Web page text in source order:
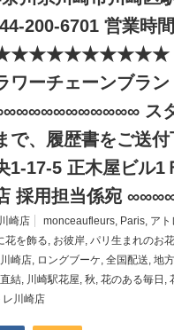
200-6701 営業時
モンソ
ワーチェーンブラン
スタ
で、履歴書をご送
1-17-5 正木屋ビル
採用担当係宛
崎店 monceaufleurs, Paris, アト
花を飾る, お彼岸, パリ生まれのお
崎店, ロングブーケ, 全国配送, 地
結, 川崎駅花屋, 秋, 花のある毎日 ,
レ川崎店